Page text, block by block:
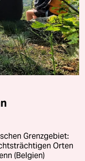
Grenzgebiet:
Orten
(Belgien)